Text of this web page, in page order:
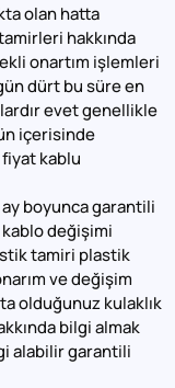
olan hatta
hakkında
onartım işlemleri
dürt bu süre en
evet genellikle
içerisinde
fiyat kablu
boyunca garantili
kablo değişimi
tamiri plastik
ve değişim
olduğunuz kulaklık
bilgi almak
alabilir garantili